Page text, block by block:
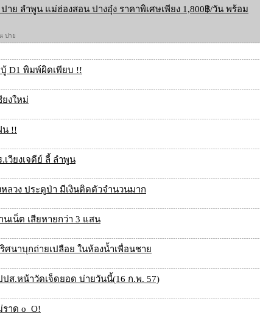
าย ลำพูน แม่ฮ่องสอน ปางอุ๋ง ราคาพิเศษเพียง 1,800฿/วัน พร้อม
ปาย
D1 พิมพ์ผิดเพียบ !!
งใหม่
น !!
วียงเจดีย์ ลี้ ลำพูน
ลวง ประตูป่า มีเงินติดตัวจำนวนมาก
เน็ต เสียหายกว่า 3 แสน
ศนาบุกถ่ายเปลือย ในห้องน้ำเพื่อนชาย
ส.หน้าวัดเจ็ดยอด บ่ายวันนี้(16 ก.พ. 57)
าด o_O!